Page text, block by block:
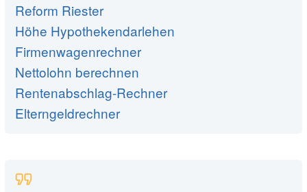
Reform Riester
Höhe Hypothekendarlehen
Firmenwagenrechner
Nettolohn berechnen
Rentenabschlag-Rechner
Elterngeldrechner